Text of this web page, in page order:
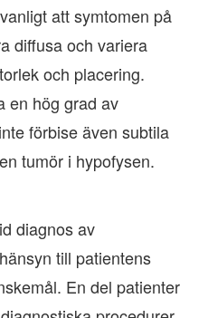
att symtomen på
diffusa och variera
och placering.
en hög grad av
förbise även subtila
tumör i hypofysen.
diagnos av
till patientens
En del patienter